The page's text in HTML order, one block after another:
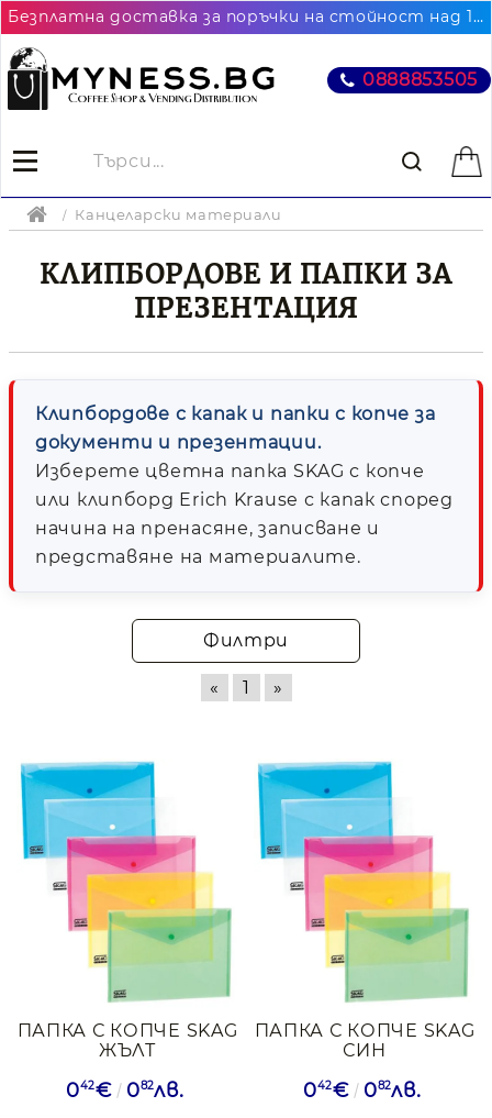
Безплатна доставка за поръчки на стойност над 102.26€ / 200лв. до най-близкия до Вас офис на Еконт
0888853505
Канцеларски материали
КЛИПБОРДОВЕ И ПАПКИ ЗА
ПРЕЗЕНТАЦИЯ
Клипбордове с капак и папки с копче за
документи и презентации.
Изберете цветна папка SKAG с копче
или клипборд Erich Krause с капак според
начина на пренасяне, записване и
представяне на материалите.
Филтри
« 1 »
ПАПКА С КОПЧЕ SKAG
ЖЪЛТ
042€ 082лв.
ПАПКА С КОПЧЕ SKAG
СИН
042€ 082лв.